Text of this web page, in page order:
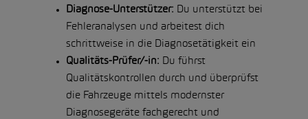
Diagnose-Unterstützer:
Du unterstützt bei
Fehleranalysen und arbeitest dich
schrittweise in die Diagnosetätigkeit ein
Qualitäts-Prüfer/-in: Du führst
Qualitätskontrollen durch und überprüfst
die Fahrzeuge mittels modernster
Diagnosegeräte fachgerecht und